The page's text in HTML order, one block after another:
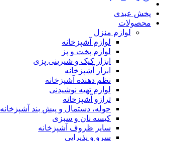
پخش عبدی
محصولات
لوازم منزل
لوازم آشپزخانه
لوازم پخت و پز
ابزار کیک و شیرینی پزی
ابزار آشپزخانه
نظم دهنده آشپزخانه
لوازم تهیه نوشیدنی
ترازو آشپزخانه
حوله، دستمال و پیش بند آشپزخانه
کیسه نان و سبزی
سایر ظروف آشپزخانه
سرو و پذیرایی